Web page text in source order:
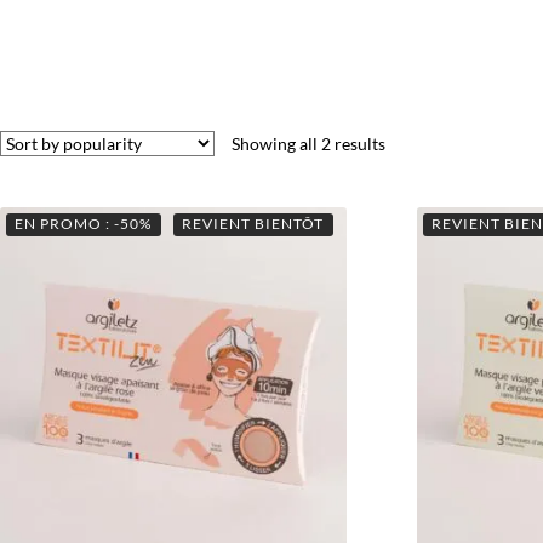
Showing all 2 results
EN PROMO : -50% REVIENT BIENTÔT REVIENT